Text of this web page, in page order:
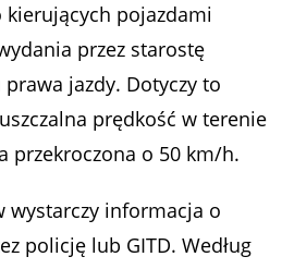
pojazdami
przez starostę
jazdy. Dotyczy to
prędkość w terenie
przekroczona o 50 km/h.
wystarczy informacja o
policję lub GITD. Według